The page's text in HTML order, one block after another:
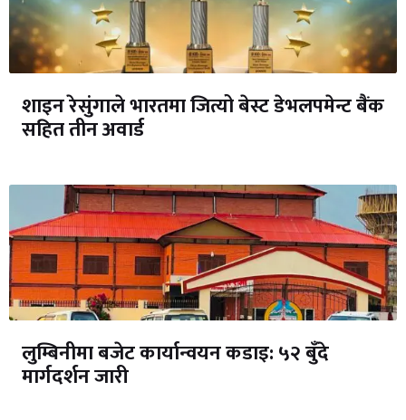
शाइन रेसुंगाले भारतमा जित्यो बेस्ट डेभलपमेन्ट बैंक
सहित तीन अवार्ड
लुम्बिनीमा बजेट कार्यान्वयन कडाइ: ५२ बुँदे
मार्गदर्शन जारी